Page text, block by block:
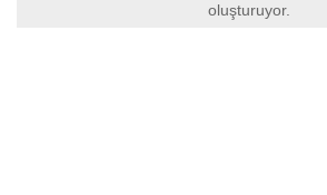
oluşturuyor.